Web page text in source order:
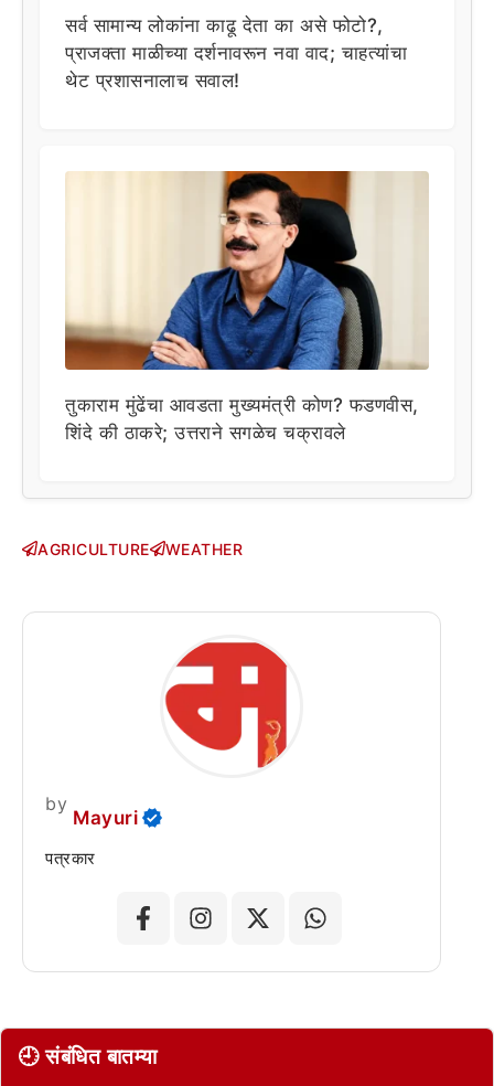
सर्व सामान्य लोकांना काढू देता का असे फोटो?,
प्राजक्ता माळीच्या दर्शनावरून नवा वाद; चाहत्यांचा
थेट प्रशासनालाच सवाल!
तुकाराम मुंढेंचा आवडता मुख्यमंत्री कोण? फडणवीस,
शिंदे की ठाकरे; उत्तराने सगळेच चक्रावले
AGRICULTURE WEATHER
by
Mayuri
पत्रकार
🕘 संबंधित बातम्या